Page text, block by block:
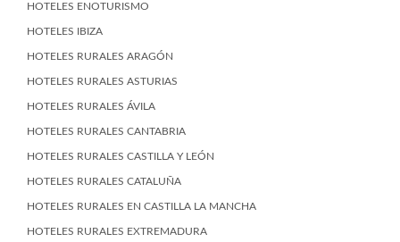
HOTELES ENOTURISMO
HOTELES IBIZA
HOTELES RURALES ARAGÓN
HOTELES RURALES ASTURIAS
HOTELES RURALES ÁVILA
HOTELES RURALES CANTABRIA
HOTELES RURALES CASTILLA Y LEÓN
HOTELES RURALES CATALUÑA
HOTELES RURALES EN CASTILLA LA MANCHA
HOTELES RURALES EXTREMADURA